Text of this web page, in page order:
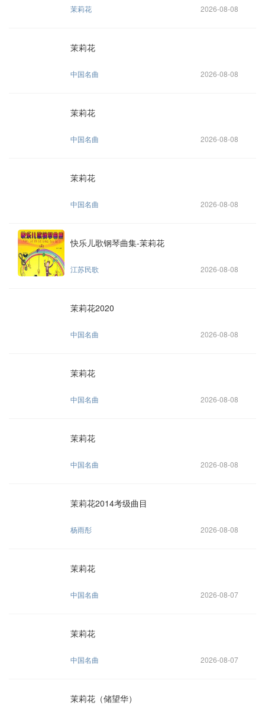
茉莉花 2026-08-08
茉莉花
中国名曲 2026-08-08
茉莉花
中国名曲 2026-08-08
茉莉花
中国名曲 2026-08-08
快乐儿歌钢琴曲集-茉莉花
江苏民歌 2026-08-08
茉莉花2020
中国名曲 2026-08-08
茉莉花
中国名曲 2026-08-08
茉莉花
中国名曲 2026-08-08
茉莉花2014考级曲目
杨雨彤 2026-08-08
茉莉花
中国名曲 2026-08-07
茉莉花
中国名曲 2026-08-07
茉莉花（储望华）